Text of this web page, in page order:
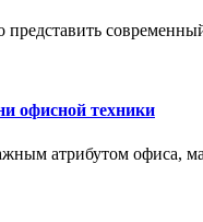
представить
офисной техники
атрибутом офиса,